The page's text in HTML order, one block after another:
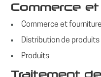
Commerce
Commerce et fourniture
Distribution de
Produits
Traitement